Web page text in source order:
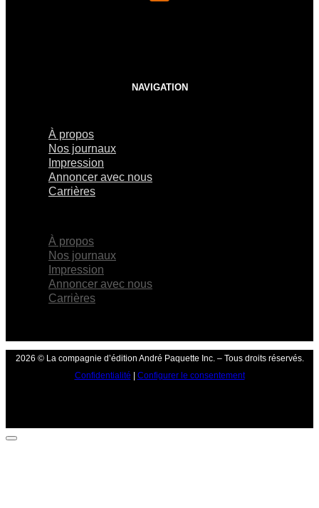
NAVIGATION
À propos
Nos journaux
Impression
Annoncer avec nous
Carrières
À propos
Nos journaux
Impression
Annoncer avec nous
Carrières
2026 © La compagnie d’édition André Paquette Inc. – Tous droits réservés.
Confidentialité
Configurer le consentement